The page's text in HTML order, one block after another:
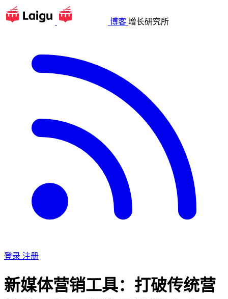
博客 增长研究所
登录 注册
新媒体营销工具：打破传统营